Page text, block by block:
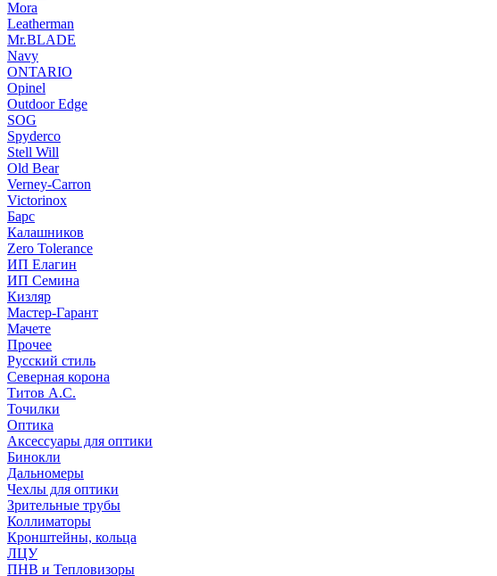
Mora
Leatherman
Mr.BLADE
Navy
ONTARIO
Opinel
Outdoor Edge
SOG
Spyderco
Stell Will
Old Bear
Verney-Carron
Victorinox
Барс
Калашников
Zero Tolerance
ИП Елагин
ИП Семина
Кизляр
Мастер-Гарант
Мачете
Прочее
Русский стиль
Северная корона
Титов А.С.
Точилки
Оптика
Аксессуары для оптики
Бинокли
Дальномеры
Чехлы для оптики
Зрительные трубы
Коллиматоры
Кронштейны, кольца
ЛЦУ
ПНВ и Тепловизоры